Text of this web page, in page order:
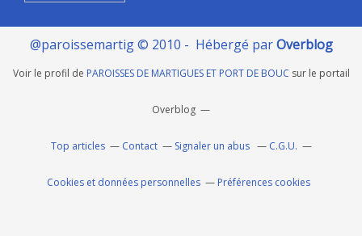
@paroissemartig © 2010 - Hébergé parOverblog
Voir le profil de PAROISSES DE MARTIGUES ET PORT DE BOUC sur le portail
Overblog
Top articles Contact Signaler un abus C.G.U.
Cookies et données personnelles Préférences cookies